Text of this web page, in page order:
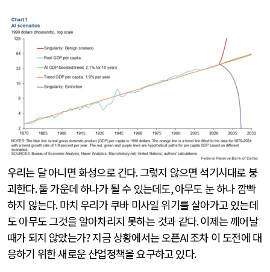
우리는 달아니면 화성으로 간다.그렇지 않으면 석기시대로 붕
괴한다.둘 가운데 하나가 될 수 있는데도,아무도 눈 하나 깜빡
하지 않는다.마치 우리가 쿠바 미사일 위기를 살아가고 있는데
도 아무도 그것을 알아차리지 못하는 것과 같다.이제는 깨어날
때가 되지 않았는가?지금 상황에서는 오픈AI조차 이 도전에 대
응하기 위한 새로운 산업정책을 요구하고 있다.